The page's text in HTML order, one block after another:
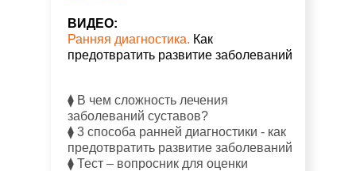
ВИДЕО:
Ранняя диагностика. Как
предотвратить развитие заболеваний
⧫ В чем сложность лечения
заболеваний суставов?
⧫ 3 способа ранней диагностики - как
предотвратить развитие заболеваний
⧫ Тест – вопросник для оценки